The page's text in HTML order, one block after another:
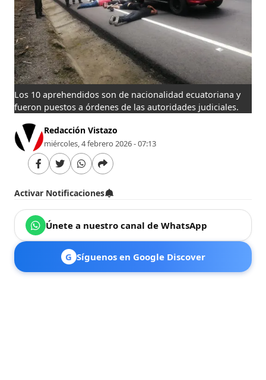
Los 10 aprehendidos son de nacionalidad ecuatoriana y
fueron puestos a órdenes de las autoridades judiciales.
Redacción Vistazo
miércoles, 4 febrero 2026 - 07:13
Activar Notificaciones
Únete a nuestro canal de WhatsApp
G Síguenos en Google Discover